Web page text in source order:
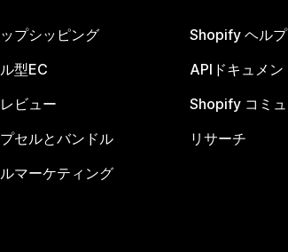
ップシッピング
型EC
ビュー
セルとバンドル
マーケティング
Shopify ヘル
APIドキュメン
Shopify コミュ
リサーチ